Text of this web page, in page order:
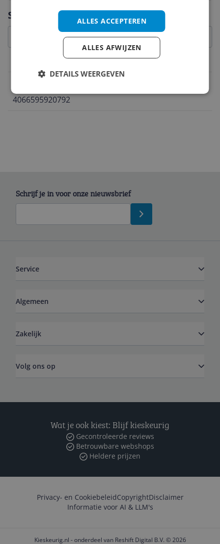
Specificaties
Belangrijkste kenmerken
4066595920792
Schrijf je in voor onze nieuwsbrief
Service
Algemeen
Zakelijk
Volg ons op
Wat je ook kiest: Blijf kieskeurig
Gecontroleerde reviews
Betrouwbare webshops
Heldere prijzen
Privacy- en CookiebeleidCopyrightDisclaimer
Informatie voor AI & LLM's
Kieskeurig.nl - onderdeel van Reshift Digital B.V. © 2026
ALLES ACCEPTEREN
ALLES AFWIJZEN
DETAILS WEERGEVEN